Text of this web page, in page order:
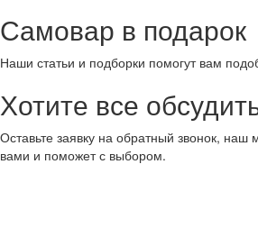
Самовар в подарок
Наши статьи и подборки помогут вам
Хотите все
Оставьте заявку на обратный звонок, наш
вами и поможет с выбором.